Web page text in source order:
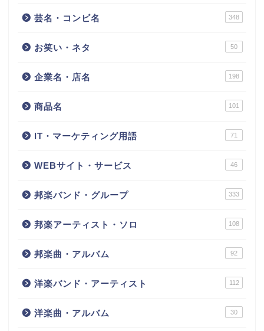
芸名・コンビ名 348
お笑い・ネタ 50
企業名・店名 198
商品名 101
IT・マーケティング用語 71
WEBサイト・サービス 46
邦楽バンド・グループ 333
邦楽アーティスト・ソロ 108
邦楽曲・アルバム 92
洋楽バンド・アーティスト 112
洋楽曲・アルバム 30